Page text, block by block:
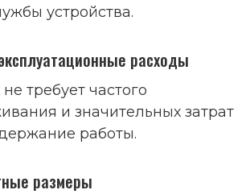
устройства.
расходы
требует частого
и значительных затрат
работы.
размеры